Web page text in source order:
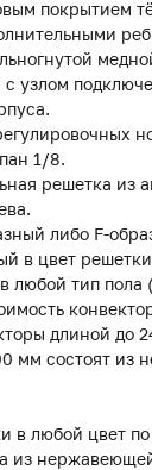
покрытием
узлом
1/8.
решетка из
либо F-
в цвет
любой тип пола
длиной до
мм состоят из
в любой цвет по
из